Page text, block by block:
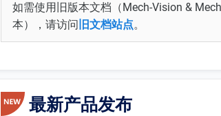
如需使用旧版本文档（Mech-Vision &
本），请访问 旧文档站点。
最新产品发布